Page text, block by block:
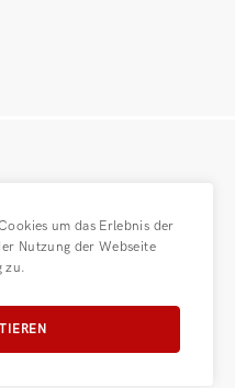
um das Erlebnis der
Nutzung der Webseite
zu.